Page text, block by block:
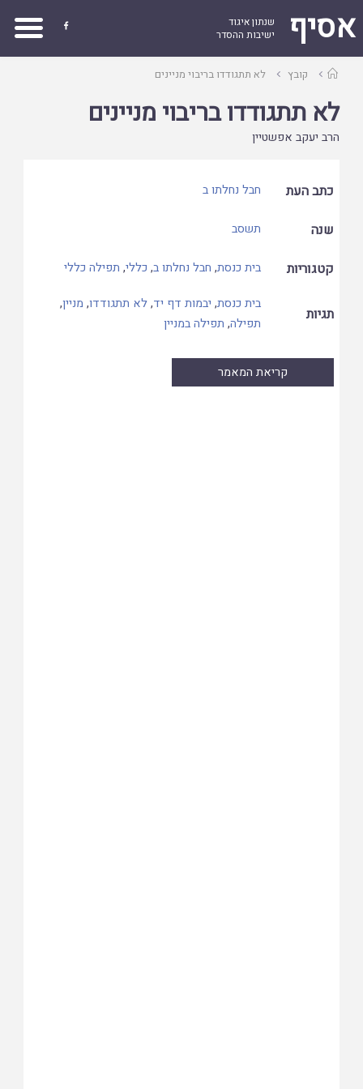
אסיף
שנתון איגוד
ישיבות ההסדר

עמודקובץ לא תתגודדו בריבוי מניינים
לא תתגודדו בריבוי מניינים
הרב יעקב אפשטיין
כתב העת חבל נחלתו ב
שנה תשסב
קטגוריות בית כנסת, חבל נחלתו ב, כללי, תפילה כללי
תגיות
בית כנסת, יבמות דף יד,לא תתגודדו, מניין,
תפילה, תפילה במניין
קריאת המאמר